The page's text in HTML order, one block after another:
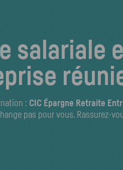
salariale
: CIC Épargne Retraite
pas pour vous. Rassurez-